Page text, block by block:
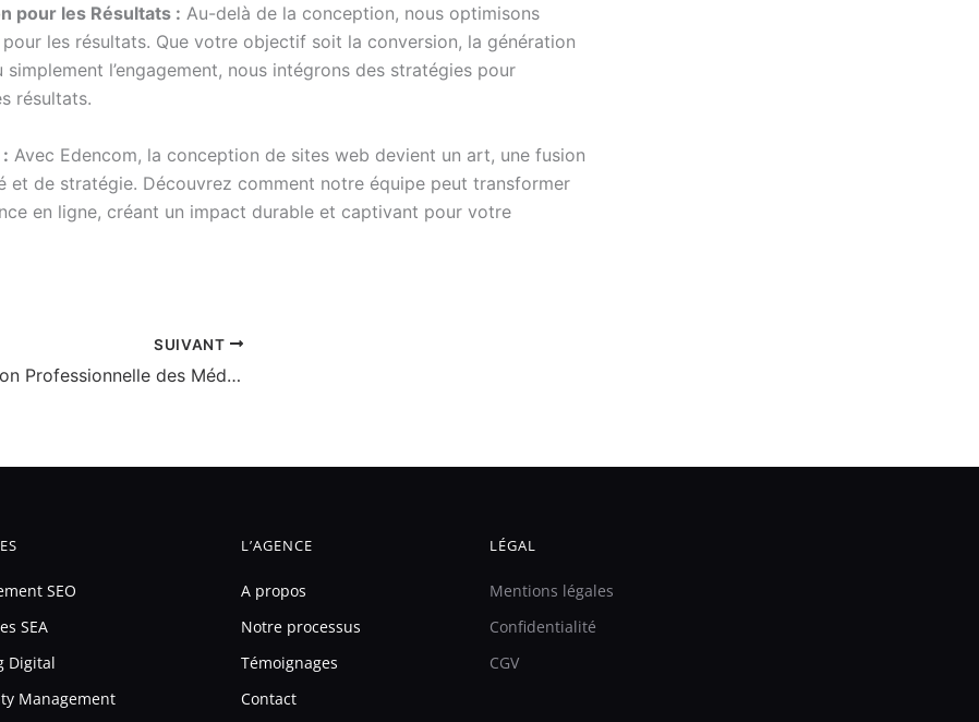
pour les Résultats : Au-delà de la conception, nous optimisons
les résultats. Que votre objectif soit la conversion, la génération
simplement l’engagement, nous intégrons des stratégies pour
résultats.
Avec Edencom, la conception de sites web devient un art, une fusion
et de stratégie. Découvrez comment notre équipe peut transformer
en ligne, créant un impact durable et captivant pour votre
SUIVANT
Gestion Professionnelle des Médias Sociaux: Boostez Votre Présence en Ligne
SEO
SEA
Digital
Management
L’AGENCE
A propos
Notre processus
Témoignages
Contact
LÉGAL
Mentions légales
Confidentialité
CGV